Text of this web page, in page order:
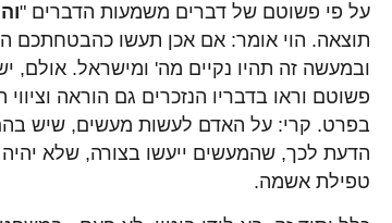
על פי פשוטם של דברים משמעות הדברים "
תוצאה. הוי אומר: אם אכן תעשו
ובמעשה זה תהיו נקיים מה' ומישראל.
פשוטם וראו בדבריו הנזכרים גם הוראה
בפרט. קרי: על האדם לעשות מעשים, שיש
הדעת לכך, שהמעשים ייעשו בצורה, שלא יהיה
טפילת אשמה.